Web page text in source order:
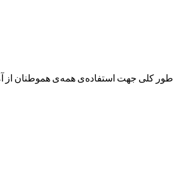
کلی جهت استفاده‌ی همه‌ی هموطنان از